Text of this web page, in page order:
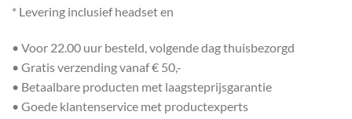
* Levering inclusief headset en
• Voor 22.00 uur besteld, volgende dag thuisbezorgd
• Gratis verzending vanaf € 50,-
• Betaalbare producten met laagsteprijsgarantie
• Goede klantenservice met productexperts